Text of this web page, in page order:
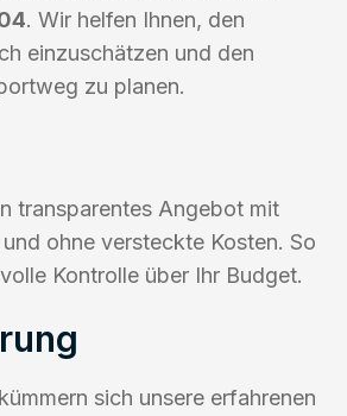
. Wir helfen Ihnen, den
einzuschätzen und den
zu planen.
transparentes Angebot mit
ohne versteckte Kosten. So
Kontrolle über Ihr Budget.
sich unsere erfahrenen